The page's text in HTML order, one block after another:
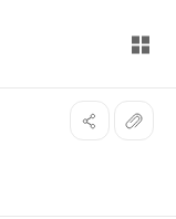
전체